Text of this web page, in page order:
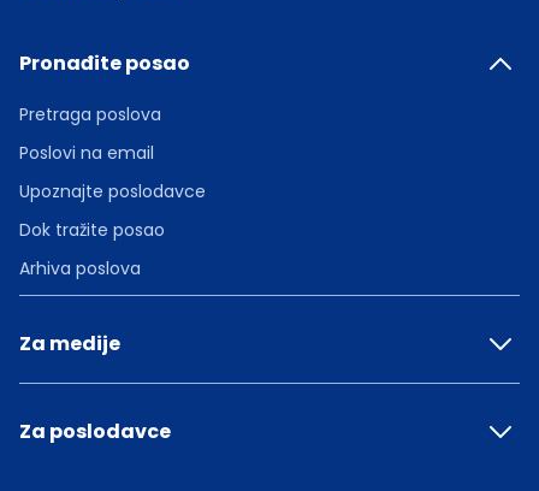
Pronađite posao
Pretraga poslova
Poslovi na email
Upoznajte poslodavce
Dok tražite posao
Arhiva poslova
Za medije
Za poslodavce